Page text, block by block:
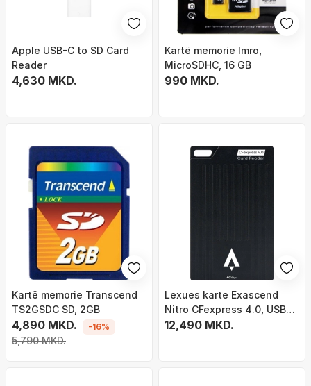
Apple USB-C to SD Card
Reader
4,630 MKD.
Kartë memorie Imro,
MicroSDHC, 16 GB
990 MKD.
Kartë memorie Transcend
TS2GSDC SD, 2GB
4,890 MKD.
5,790 MKD.
-16%
Lexues karte Exascend
Nitro CFexpress 4.0, USB4
40 Gbps, trup alumini
12,490 MKD.